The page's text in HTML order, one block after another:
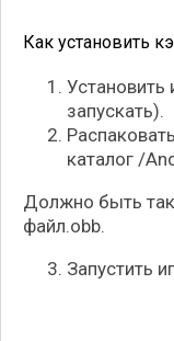
Красивая
эффекты;
Множество
Как установить
Установить
запускать).
каталог /
Должно быть
файл.obb.
Запустить